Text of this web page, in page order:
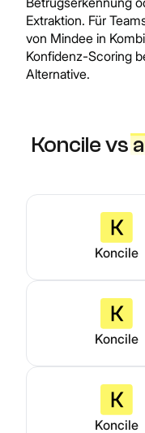
Extraktion. Für
von Mindee in
Konfidenz-Scoring
Alternative.
Koncile vs
Koncile
Koncile
Koncile